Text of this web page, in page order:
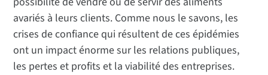
avariés à leurs clients. Comme nous le savons, les
crises de confiance qui résultent de ces épidémies
ont un impact énorme sur les relations publiques,
les pertes et profits et la viabilité des entreprises.